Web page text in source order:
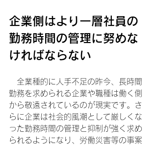
企業側はより一層社員の
勤務時間の管理に努めな
ければならない
全業種的に人手不足の昨今、長時間
勤務を求められる企業や職種は働く側
から敬遠されているのが現実です。さ
らに企業は社会的風潮として厳しくな
った勤務時間の管理と抑制が強く求め
られるようになり、労働災害等の事案